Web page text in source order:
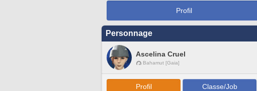
Profil
Personnage
Ascelina Cruel
Bahamut [Gaia]
Profil Classe/Job